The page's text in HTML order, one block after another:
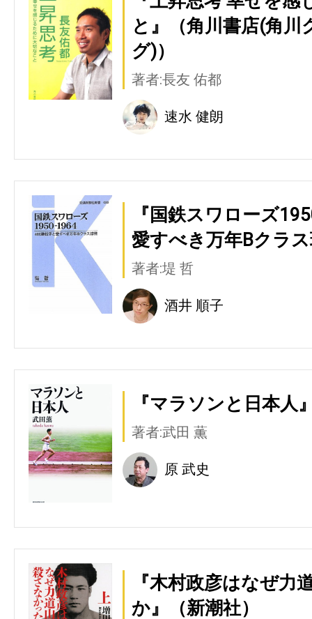
と』（角川書店(角
グ)）
著者:長友 佑都
速水 健朗
『国鉄スワローズ
愛すべき万年Bクラ
著者:堤 哲
酒井 順子
『マラソンと日本人
著者:武田 薫
原 武史
『木村政彦はなぜ力
か』（新潮社）